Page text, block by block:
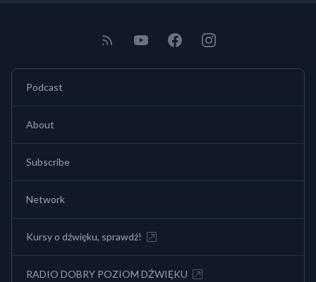
Podcast
About
Subscribe
Network
Kursy o dźwięku, sprawdź!
RADIO DOBRY POZIOM DŹWIĘKU